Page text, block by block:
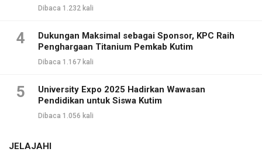
Dibaca 1.232 kali
4
Dukungan Maksimal sebagai Sponsor, KPC Raih
Penghargaan Titanium Pemkab Kutim
Dibaca 1.167 kali
5
University Expo 2025 Hadirkan Wawasan
Pendidikan untuk Siswa Kutim
Dibaca 1.056 kali
JELAJAHI